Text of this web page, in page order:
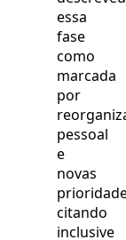
essa
fase
como
marcada
por
pessoal
e
novas
citando
inclusive